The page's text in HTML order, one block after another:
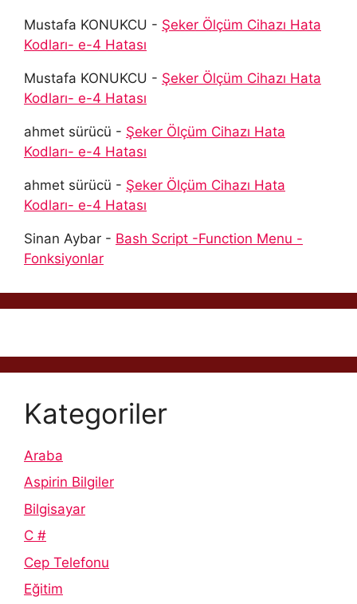
Mustafa KONUKCU - Şeker Ölçüm Cihazı Hata
Kodları- e-4 Hatası
Mustafa KONUKCU - Şeker Ölçüm Cihazı Hata
Kodları- e-4 Hatası
ahmet sürücü - Şeker Ölçüm Cihazı Hata
Kodları- e-4 Hatası
ahmet sürücü - Şeker Ölçüm Cihazı Hata
Kodları- e-4 Hatası
Sinan Aybar - Bash Script -Function Menu -
Fonksiyonlar
Kategoriler
Araba
Aspirin Bilgiler
Bilgisayar
C #
Cep Telefonu
Eğitim